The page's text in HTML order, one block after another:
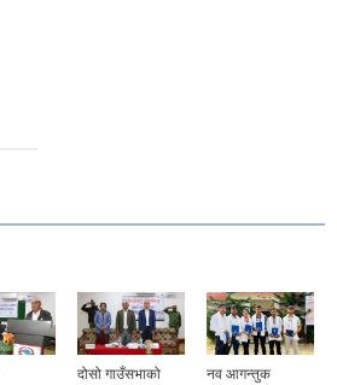
दोसो गाउँसभाको
नव आगन्तुक